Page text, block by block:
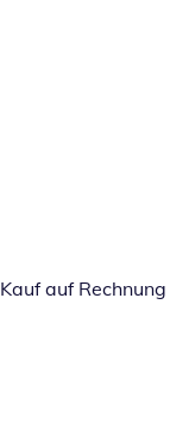
Kauf auf Rechnung